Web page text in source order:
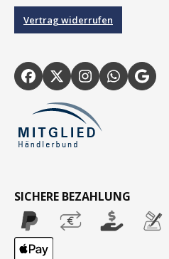
Vertrag widerrufen
SICHERE BEZAHLUNG